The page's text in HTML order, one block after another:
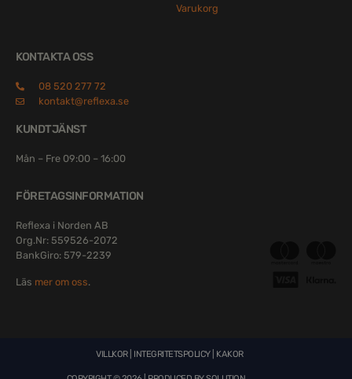
Varukorg
KONTAKTA OSS
08 520 277 72
kontakt@reflexa.se
KUNDTJÄNST
Mån – Fre 09:00 – 16:00
FÖRETAGSINFORMATION
Reflexa i Norden AB
Org.Nr: 559526-2072
BankGiro: 579-2239
Läs mer om oss.
VILLKOR| INTEGRITETSPOLICY| KAKOR